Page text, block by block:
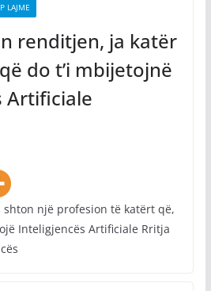
LAJME
renditjen, ja katër
do t’i mbijetojnë
Artificiale
shton një profesion të katërt që,
Inteligjencës Artificiale Rritja